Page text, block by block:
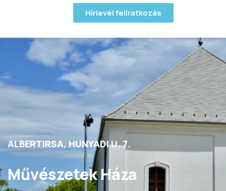
Hírlevél feliratkozás
ALBERTIRSA, HUNYADI U. 7.
Művészetek Háza